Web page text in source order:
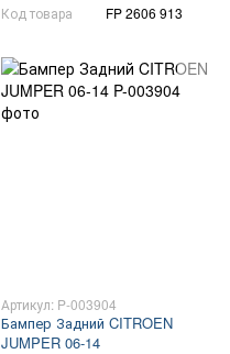
Код товара
FP 2606 913
Артикул: P-003904
Бампер Задний CITROEN
JUMPER 06-14